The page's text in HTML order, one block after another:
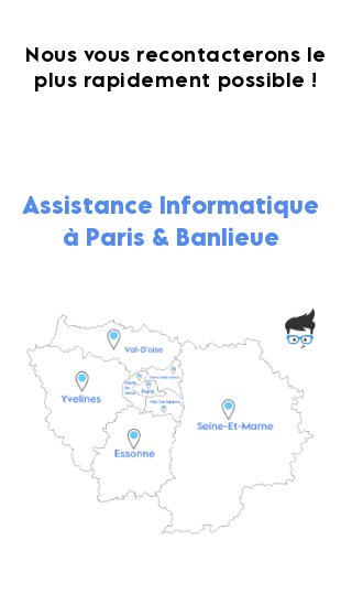
Nous vous recontacterons le
plus rapidement possible !
Assistance Informatique
à Paris & Banlieue